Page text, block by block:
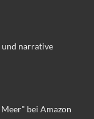
und narrative
bei Amazon